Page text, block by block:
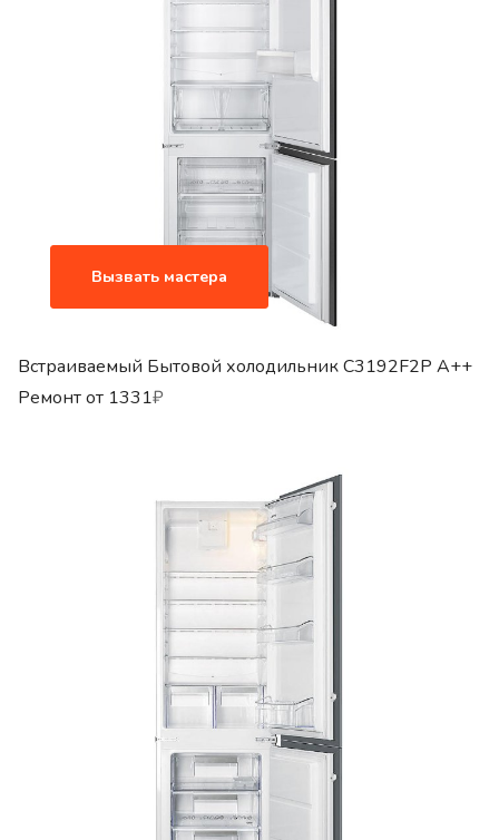
Вызвать мастера
Встраиваемый Бытовой холодильник C3192F2P A++
Ремонт от 1331₽